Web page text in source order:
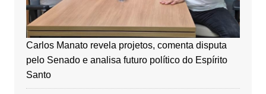
Carlos Manato revela projetos, comenta disputa
pelo Senado e analisa futuro político do Espírito
Santo